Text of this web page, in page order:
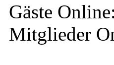
Gäste
Mitglieder